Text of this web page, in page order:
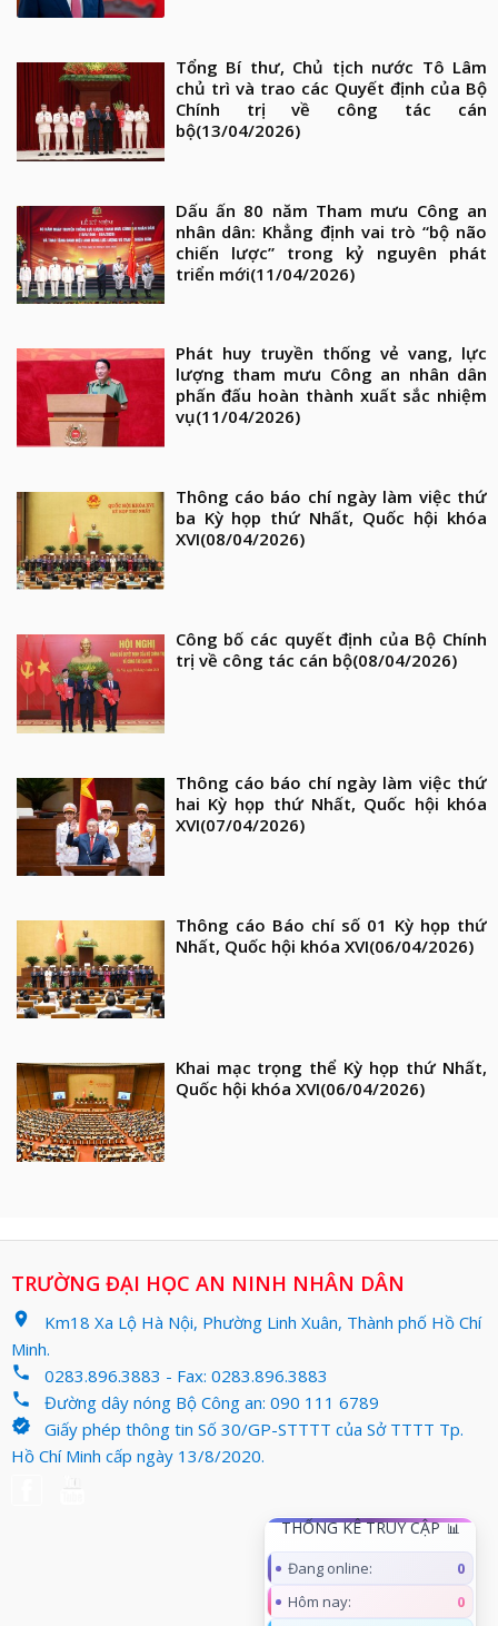
Tổng Bí thư, Chủ tịch nước Tô Lâm
chủ trì và trao các Quyết định của Bộ
Chính trị về công tác cán
bộ(13/04/2026)
Dấu ấn 80 năm Tham mưu Công an
nhân dân: Khẳng định vai trò “bộ não
chiến lược” trong kỷ nguyên phát
triển mới(11/04/2026)
Phát huy truyền thống vẻ vang, lực
lượng tham mưu Công an nhân dân
phấn đấu hoàn thành xuất sắc nhiệm
vụ(11/04/2026)
Thông cáo báo chí ngày làm việc thứ
ba Kỳ họp thứ Nhất, Quốc hội khóa
XVI(08/04/2026)
Công bố các quyết định của Bộ Chính
trị về công tác cán bộ(08/04/2026)
Thông cáo báo chí ngày làm việc thứ
hai Kỳ họp thứ Nhất, Quốc hội khóa
XVI(07/04/2026)
Thông cáo Báo chí số 01 Kỳ họp thứ
Nhất, Quốc hội khóa XVI(06/04/2026)
Khai mạc trọng thể Kỳ họp thứ Nhất,
Quốc hội khóa XVI(06/04/2026)
TRƯỜNG ĐẠI HỌC AN NINH NHÂN DÂN
location_on
Km18 Xa Lộ Hà Nội, Phường Linh Xuân, Thành phố Hồ Chí
Minh.
phone 0283.896.3883 - Fax: 0283.896.3883
phone Đường dây nóng Bộ Công an: 090 111 6789
verified
Giấy phép thông tin Số 30/GP-STTTT của Sở TTTT Tp.
Hồ Chí Minh cấp ngày 13/8/2020.
THỐNG KÊ TRUY CẬP
Đang online:
0
Hôm nay:
0